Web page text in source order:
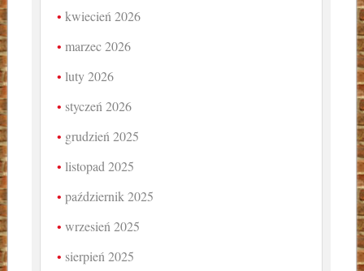
kwiecień 2026
marzec 2026
luty 2026
styczeń 2026
grudzień 2025
listopad 2025
październik 2025
wrzesień 2025
sierpień 2025